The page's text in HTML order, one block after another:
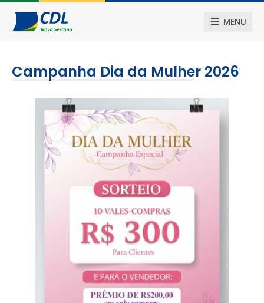
MENU
Campanha Dia da Mulher 2026